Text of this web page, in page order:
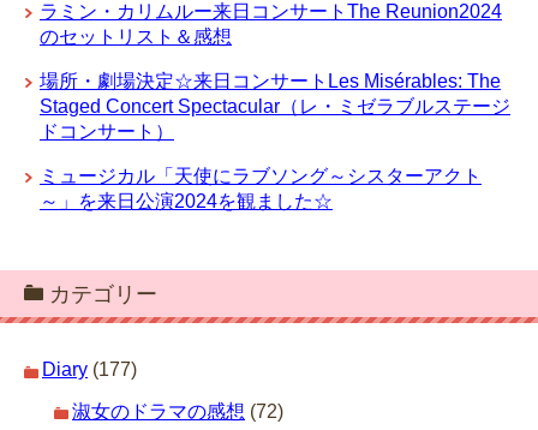
ラミン・カリムルー来日コンサートThe Reunion2024
のセットリスト＆感想
場所・劇場決定☆来日コンサートLes Misérables: The
Staged Concert Spectacular（レ・ミゼラブルステージ
ドコンサート）
ミュージカル「天使にラブソング～シスターアクト
～」を来日公演2024を観ました☆
カテゴリー
Diary (177)
淑女のドラマの感想 (72)